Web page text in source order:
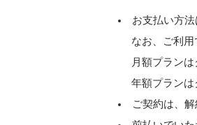
お支払い方
なお、ご利用
月額プランは
年額プランは
ご契約は、